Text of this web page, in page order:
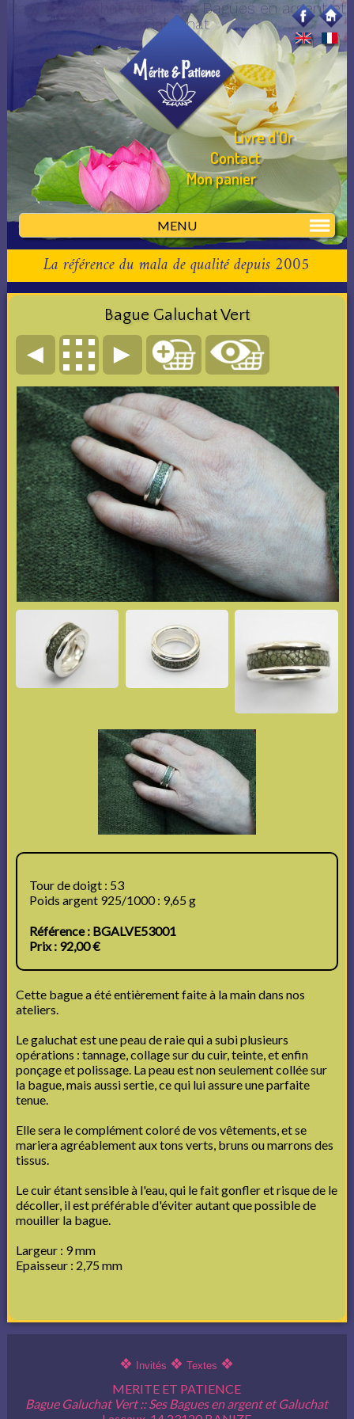
Bague Galuchat Vert :: Ses Bagues en argent et
Galuchat
MENU
Livre d'Or
Contact
Mon panier
La référence du mala de qualité depuis 2005
Bague Galuchat Vert
◄ ►
Tour de doigt : 53
Poids argent 925/1000 : 9,65 g
Référence : BGALVE53001
Prix : 92,00 €
Cette bague a été entièrement faite à la main dans nos
ateliers.
Le galuchat est une peau de raie qui a subi plusieurs
opérations : tannage, collage sur du cuir, teinte, et enfin
ponçage et polissage. La peau est non seulement collée sur
la bague, mais aussi sertie, ce qui lui assure une parfaite
tenue.
Elle sera le complément coloré de vos vêtements, et se
mariera agréablement aux tons verts, bruns ou marrons des
tissus.
Le cuir étant sensible à l'eau, qui le fait gonfler et risque de le
décoller, il est préférable d'éviter autant que possible de
mouiller la bague.
Largeur : 9 mm
Epaisseur : 2,75 mm
❖ Invités ❖Textes ❖
MERITE ET PATIENCE
Bague Galuchat Vert :: Ses Bagues en argent et Galuchat